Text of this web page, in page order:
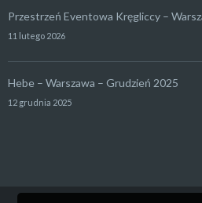
Przestrzeń Eventowa Kręgliccy –
11 lutego 2026
Hebe – Warszawa – Grudzień 2025
12 grudnia 2025